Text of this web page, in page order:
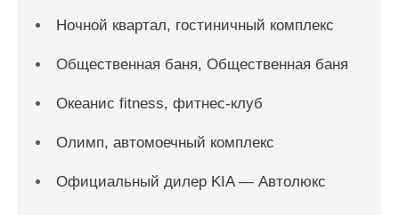
Ночной квартал, гостиничный комплекс
Общественная баня, Общественная баня
Океанис fitness, фитнес-клуб
Олимп, автомоечный комплекс
Официальный дилер KIA — Автолюкс